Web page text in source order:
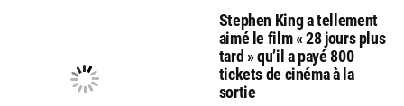
Stephen King a tellement
aimé le film « 28 jours plus
tard » qu’il a payé 800
tickets de cinéma à la
sortie